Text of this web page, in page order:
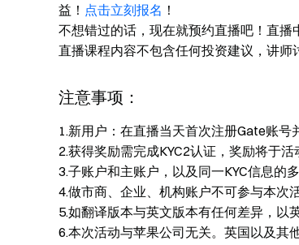
益！ 点击立刻报名 ！
不想错过的话，现在就预约直播吧！直播
直播课程内容不包含任何投资建议，讲师
注意事项：
1.新用户：在直播当天首次注册Gate账号
2.获得奖励需完成KYC2认证，奖励将于活
3.子账户和主账户，以及同一KYC信息的
4.做市商、企业、机构账户不可参与本次活
5.如翻译版本与英文版本有任何差异，以
6.本次活动与苹果公司无关。英国以及其